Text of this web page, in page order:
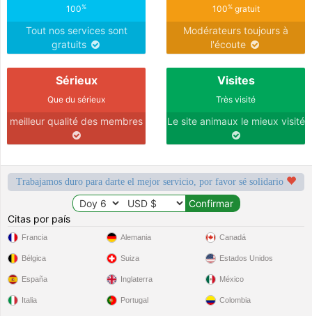
100%
Tout nos services sont
gratuits
100%gratuit
Modérateurs toujours à
l'écoute
Sérieux
Que du sérieux
meilleur qualité des membres
Visites
Très visité
Le site animaux le mieux visité
Trabajamos duro para darte el mejor servicio, por favor sé solidario
Citas por país
Francia
Bélgica
España
Italia
Alemania
Suiza
Inglaterra
Portugal
Canadá
Estados Unidos
México
Colombia